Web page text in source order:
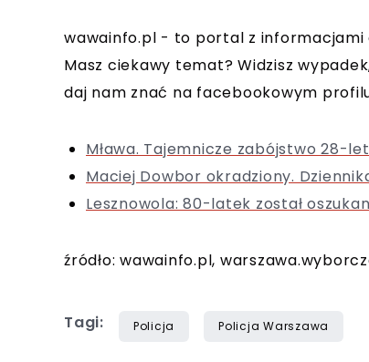
wawainfo.pl - to portal z informacjami
Masz ciekawy temat? Widzisz
daj nam znać na facebookowym
Mława. Tajemnicze zabójstwo 28-
Maciej Dowbor okradziony.
Lesznowola: 80-latek został
źródło: wawainfo.pl,
Tagi: Policja Policja Warszawa